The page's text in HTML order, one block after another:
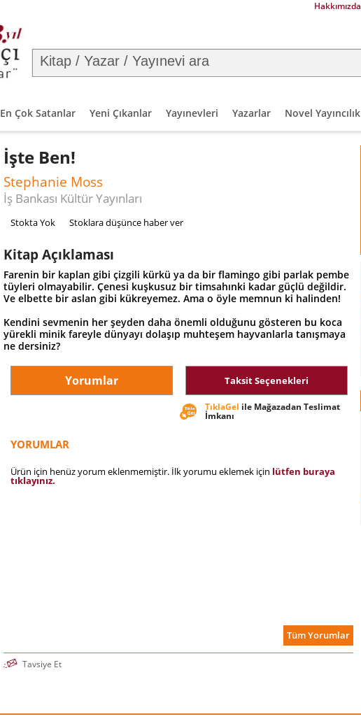
Hakkımızda
En Çok Satanlar Yeni Çıkanlar Yayınevleri Yazarlar Novel Yayıncılık
İşte Ben!
Stephanie Moss
İş Bankası Kültür Yayınları
Stokta Yok Stoklara düşünce haber ver
Kitap Açıklaması
Farenin bir kaplan gibi çizgili kürkü ya da bir flamingo gibi parlak pembe
tüyleri olmayabilir. Çenesi kuşkusuz bir timsahınki kadar güçlü değildir.
Ve elbette bir aslan gibi kükreyemez. Ama o öyle memnun ki halinden!
Kendini sevmenin her şeyden daha önemli olduğunu gösteren bu koca
yürekli minik fareyle dünyayı dolaşıp muhteşem hayvanlarla tanışmaya
ne dersiniz?
Yorumlar Taksit Seçenekleri
TıklaGel ile Mağazadan Teslimat
İmkanı
YORUMLAR
Ürün için henüz yorum eklenmemiştir. İlk yorumu eklemek için lütfen buraya
tıklayınız.
Tüm Yorumlar
Tavsiye Et